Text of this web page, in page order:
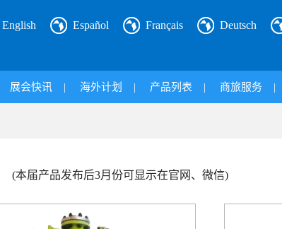
English Español Français Deutsch
展会快讯 | 海外计划 | 产品列表 | 商旅服务 |
(本届产品发布后3月份可显示在官网、微信)